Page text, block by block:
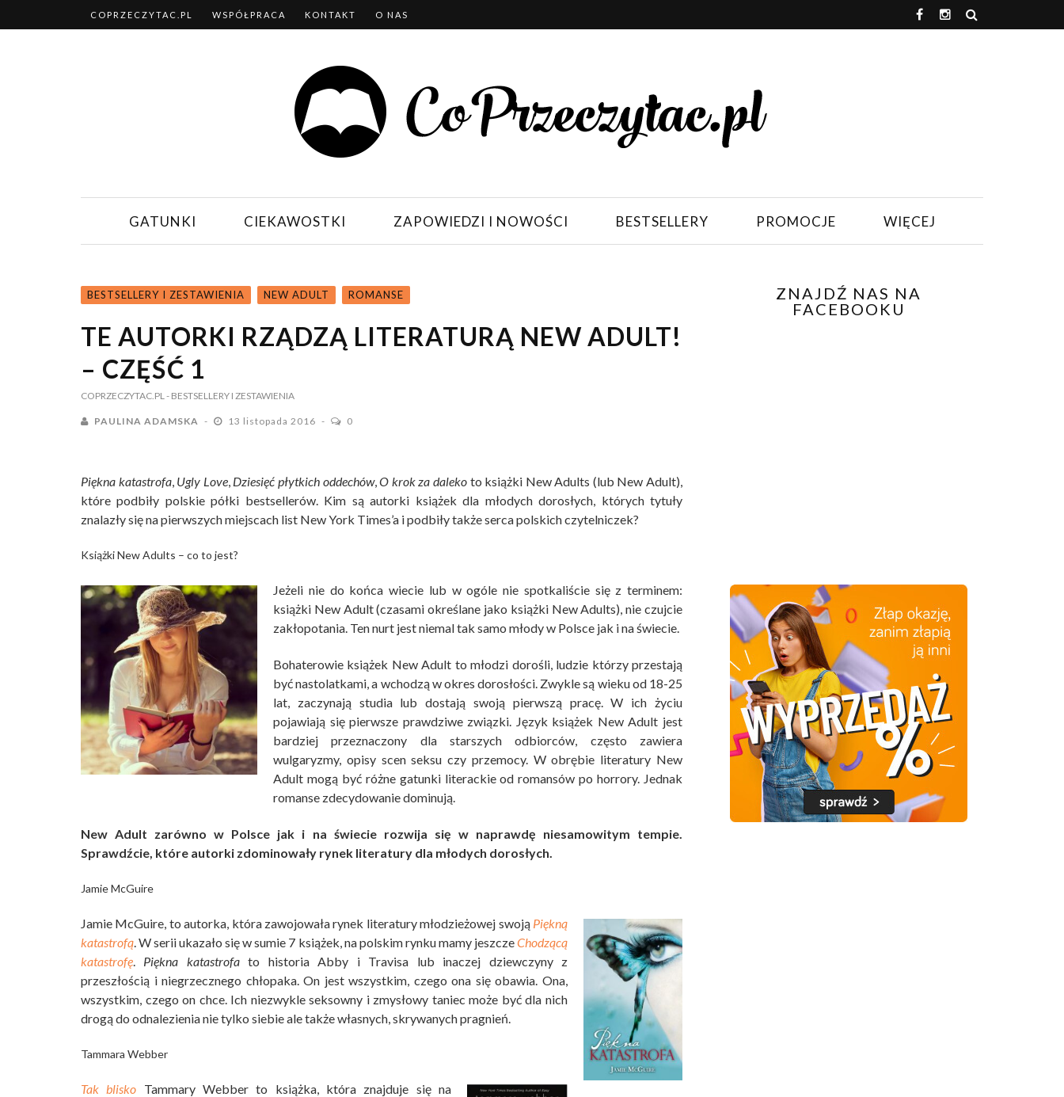
COPRZECZYTAC.PL WSPÓŁPRACA KONTAKT O NAS
GATUNKI CIEKAWOSTKI ZAPOWIEDZI I NOWOŚCI BESTSELLERY PROMOCJE WIĘCEJ
BESTSELLERY I ZESTAWIENIA NEW ADULT ROMANSE
TE AUTORKI RZĄDZĄ LITERATURĄ NEW ADULT!
– CZĘŚĆ 1
COPRZECZYTAC.PL- BESTSELLERY I ZESTAWIENIA
PAULINA ADAMSKA 13 listopada 2016 0
Piękna katastrofa, Ugly Love, Dziesięć płytkich oddechów,O krok za dalekoto książki New Adults (lub New Adult),
które podbiły polskie półki bestsellerów. Kim są autorki książek dla młodych dorosłych, których tytuły
znalazły się na pierwszych miejscach list New York Times’a i podbiły także serca polskich czytelniczek?
Książki New Adults – co to jest?
Jeżeli nie do końca wiecie lub w ogóle nie spotkaliście się z terminem:
książki New Adult (czasami określane jako książki New Adults), nie czujcie
zakłopotania. Ten nurt jest niemal tak samo młody w Polsce jak i na świecie.
Bohaterowie książek New Adult to młodzi dorośli, ludzie którzy przestają
być nastolatkami, a wchodzą w okres dorosłości. Zwykle są wieku od 18-25
lat, zaczynają studia lub dostają swoją pierwszą pracę. W ich życiu
pojawiają się pierwsze prawdziwe związki. Język książek New Adult jest
bardziej przeznaczony dla starszych odbiorców, często zawiera
wulgaryzmy, opisy scen seksu czy przemocy. W obrębie literatury New
Adult mogą być różne gatunki literackie od romansów po horrory. Jednak
romanse zdecydowanie dominują.
New Adult zarówno w Polsce jak i na świecie rozwija się w naprawdę niesamowitym tempie.
Sprawdźcie, które autorki zdominowały rynek literatury dla młodych dorosłych.
Jamie McGuire
Jamie McGuire, to autorka, która zawojowała rynek literatury młodzieżowej swoją Piękną
katastrofą. W serii ukazało się w sumie 7 książek, na polskim rynku mamy jeszczeChodzącą
katastrofę. Piękna katastrofato historia Abby i Travisa lub inaczej dziewczyny z
przeszłością i niegrzecznego chłopaka. On jest wszystkim, czego ona się obawia. Ona,
wszystkim, czego on chce. Ich niezwykle seksowny i zmysłowy taniec może być dla nich
drogą do odnalezienia nie tylko siebie ale także własnych, skrywanych pragnień.
Tammara Webber
Tak blisko Tammary Webber to książka, która znajduje się na
ZNAJDŹ NAS NA
FACEBOOKU